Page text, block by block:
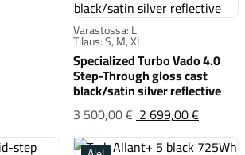
SE10 tummanharmaa
Varastossa: L
Tilaus: S, M, XL
Specialized Turbo Vado 4.0
Step-Through gloss cast
black/satin silver reflective
3 500,00 €2 699,00 €
hinta